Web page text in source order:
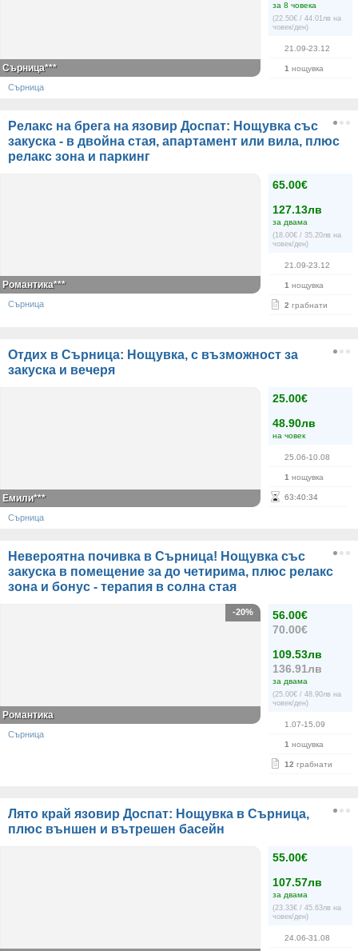
за 8 човека
(22.50€ / 44.01лв на
човек/ден)
21.09-23.12
1 нощувка
Сърница***
Сърница
Релакс на брега на язовир Доспат: Нощувка със
закуска - в двойна стая, апартамент или вила, плюс
релакс зона и паркинг
65.00€
127.13лв
за двама
(18.00€ / 35.20лв на
човек/ден)
21.09-23.12
1 нощувка
2 грабнати
Романтика***
Сърница
Отдих в Сърница: Нощувка, с възможност за
закуска и вечеря
25.00€
48.90лв
на човек
25.06-10.08
1 нощувка
63:40:33
Емили***
Сърница
Невероятна почивка в Сърница! Нощувка със
закуска в помещение за до четирима, плюс релакс
зона и бонус - терапия в солна стая
56.00€
70.00€
109.53лв
136.91лв
за двама
(25.00€ / 48.90лв на
човек/ден)
1.07-15.09
1 нощувка
12 грабнати
-20%
Романтика
Сърница
Лято край язовир Доспат: Нощувка в Сърница,
плюс външен и вътрешен басейн
55.00€
107.57лв
за двама
(23.33€ / 45.63лв на
човек/ден)
24.06-31.08